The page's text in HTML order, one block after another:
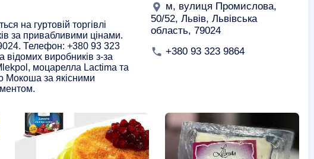
на гуртовій торгівлі
за привабливими цінами.
Телефон: +380 93 323
відомих виробників з-за
моцарелла Lactima та
за якісними
м, вулиця Промислова,
50/52, Львів, Львівська
область, 79024
+380 93 323 9864